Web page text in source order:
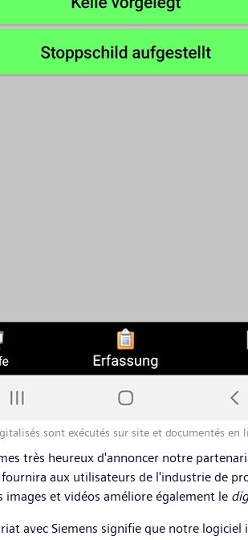
sont exécutés sur site et documentés en
très heureux d'annoncer notre
fournira aux utilisateurs de l'industrie de
images et vidéos améliore également le
avec Siemens signifie que notre